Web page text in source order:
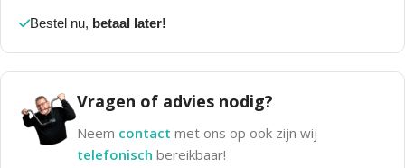
Bestel nu, betaal later!
Vragen of advies nodig?
Neem contact met ons op ook zijn wij
telefonisch bereikbaar!